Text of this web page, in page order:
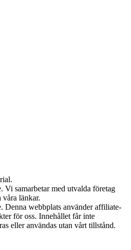
Vi samarbetar med utvalda företag
länkar.
Denna webbplats använder affiliate-
för oss. Innehållet får inte
eller användas utan vårt tillstånd.